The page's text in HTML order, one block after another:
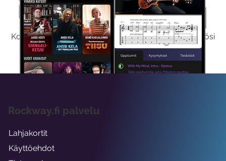
Kokeile Ilmaiseksi
Kokeilemalla ilmaiseksi saat koko sisältömme käyttöösi
viikon ajaksi.
Rockway.fi palvelu
Lahjakortit
Käyttöehdot